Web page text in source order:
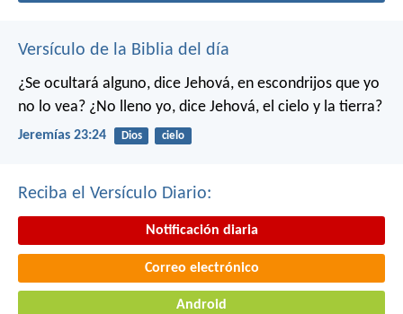
Versículo de la Biblia del día
¿Se ocultará alguno, dice Jehová, en escondrijos que yo
no lo vea? ¿No lleno yo, dice Jehová, el cielo y la tierra?
Jeremías 23:24 Dios cielo
Reciba el Versículo Diario:
Notificación diaria
Correo electrónico
Android